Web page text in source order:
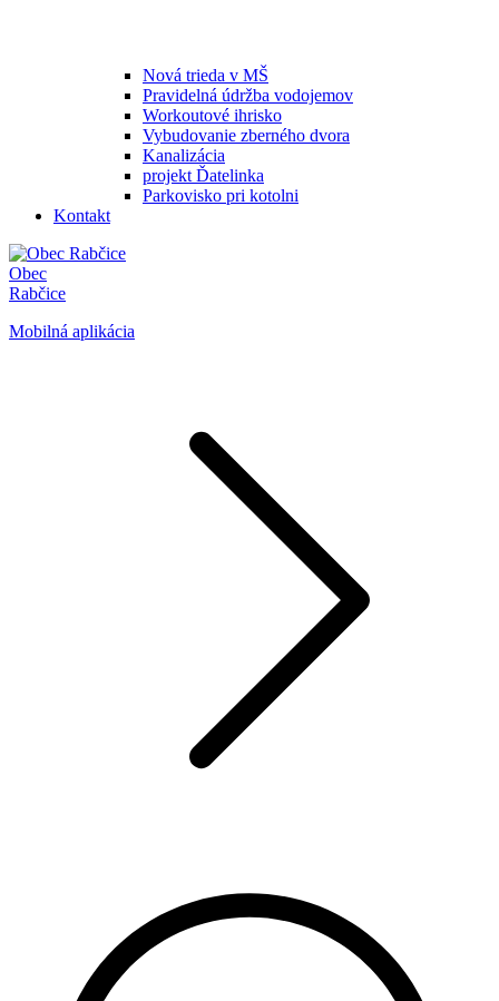
Nová trieda v MŠ
Pravidelná údržba vodojemov
Workoutové ihrisko
Vybudovanie zberného dvora
Kanalizácia
projekt Ďatelinka
Parkovisko pri kotolni
Kontakt
Obec
Rabčice
Mobilná aplikácia